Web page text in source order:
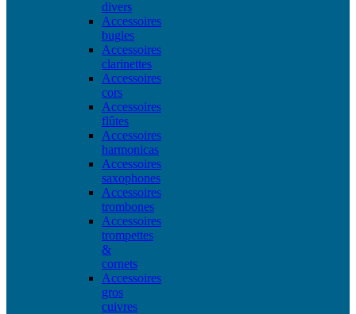
divers
Accessoires
bugles
Accessoires
clarinettes
Accessoires
cors
Accessoires
flûtes
Accessoires
harmonicas
Accessoires
saxophones
Accessoires
trombones
Accessoires
trompettes
&
cornets
Accessoires
gros
cuivres